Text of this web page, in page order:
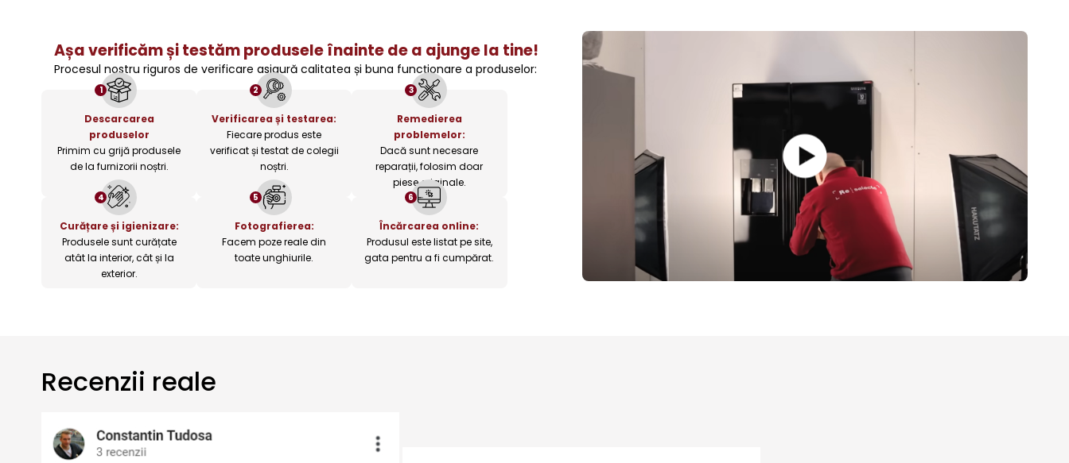
Așa verificăm și testăm produsele înainte de a ajunge la tine!
Procesul nostru riguros de verificare asigură calitatea și buna funcționare a produselor:
1
Descarcarea
produselor
Primim cu grijă produsele
de la furnizorii noștri.
2
Verificarea și testarea:
Fiecare produs este
verificat și testat de colegii
noștri.
3
Remedierea
problemelor:
Dacă sunt necesare
reparații, folosim doar
piese originale.
4
Curățare și igienizare:
Produsele sunt curățate
atât la interior, cât și la
exterior.
5
Fotografierea:
Facem poze reale din
toate unghiurile.
6
Încărcarea online:
Produsul este listat pe site,
gata pentru a fi cumpărat.
Recenzii reale